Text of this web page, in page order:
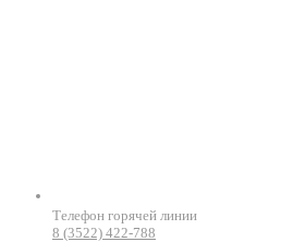
Телефон горячей линии
8 (3522) 422-788